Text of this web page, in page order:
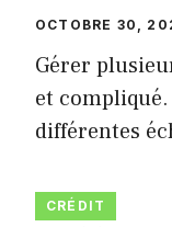
OCTOBRE 30,
Gérer
et
différentes
CRÉDIT